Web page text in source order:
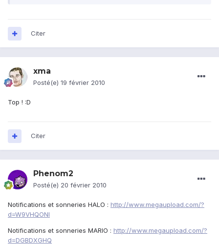
Citer
xma
Posté(e) 19 février 2010
Top ! :D
Citer
Phenom2
Posté(e) 20 février 2010
Notifications et sonneries HALO : http://www.megaupload.com/?
d=W9VHQONI
Notifications et sonneries MARIO : http://www.megaupload.com/?
d=DGBDXGHQ